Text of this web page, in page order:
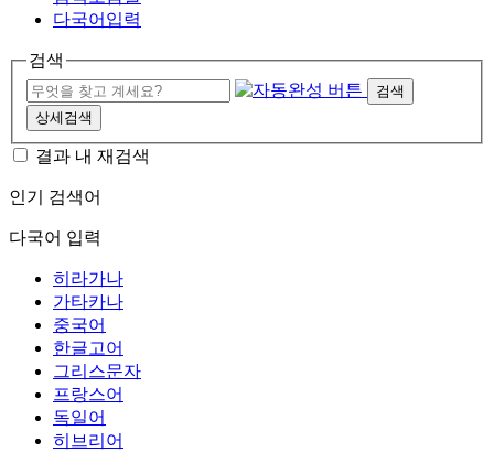
다국어입력
검색
검색
상세검색
결과 내 재검색
인기 검색어
다국어 입력
히라가나
가타카나
중국어
한글고어
그리스문자
프랑스어
독일어
히브리어